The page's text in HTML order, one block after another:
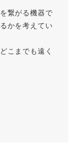
繋がる機器で
かを考えてい
こまでも遠く